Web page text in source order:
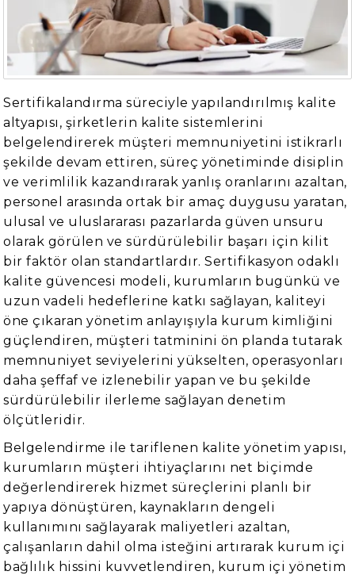
Sertifikalandırma süreciyle yapılandırılmış kalite
altyapısı, şirketlerin kalite sistemlerini
belgelendirerek müşteri memnuniyetini istikrarlı
şekilde devam ettiren, süreç yönetiminde disiplin
ve verimlilik kazandırarak yanlış oranlarını azaltan,
personel arasında ortak bir amaç duygusu yaratan,
ulusal ve uluslararası pazarlarda güven unsuru
olarak görülen ve sürdürülebilir başarı için kilit
bir faktör olan standartlardır. Sertifikasyon odaklı
kalite güvencesi modeli, kurumların bugünkü ve
uzun vadeli hedeflerine katkı sağlayan, kaliteyi
öne çıkaran yönetim anlayışıyla kurum kimliğini
güçlendiren, müşteri tatminini ön planda tutarak
memnuniyet seviyelerini yükselten, operasyonları
daha şeffaf ve izlenebilir yapan ve bu şekilde
sürdürülebilir ilerleme sağlayan denetim
ölçütleridir.
Belgelendirme ile tariflenen kalite yönetim yapısı,
kurumların müşteri ihtiyaçlarını net biçimde
değerlendirerek hizmet süreçlerini planlı bir
yapıya dönüştüren, kaynakların dengeli
kullanımını sağlayarak maliyetleri azaltan,
çalışanların dahil olma isteğini artırarak kurum içi
bağlılık hissini kuvvetlendiren, kurum içi yönetim